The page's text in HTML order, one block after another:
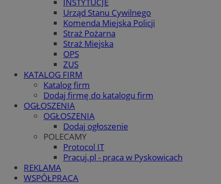
Urząd Stanu Cywilnego
Komenda Miejska Policji
Straż Pożarna
Straż Miejska
OPS
ZUS
KATALOG FIRM
Katalog firm
Dodaj firmę do katalogu firm
OGŁOSZENIA
OGŁOSZENIA
Dodaj ogłoszenie
POLECAMY
Protocol IT
Pracuj.pl - praca w Pyskowicach
REKLAMA
WSPÓŁPRACA